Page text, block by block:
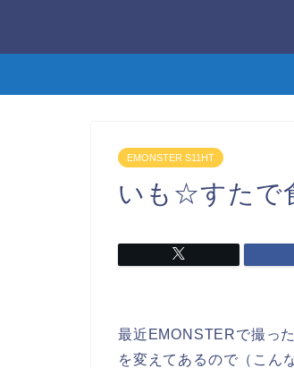
EMONSTER S11HT
いも☆すたで
最近EMONSTERで撮っ
を変えてあるので（こん